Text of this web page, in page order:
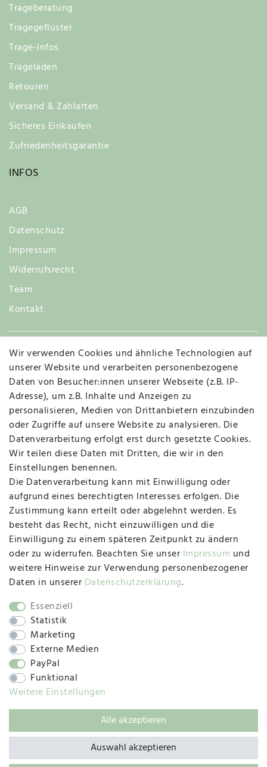
Trageberatung
Tragegeflüster
Trage-Infos
Trageladen
Retouren
Versand & Zahlarten
Sicheres Einkaufen
Zufriedenheitsgarantie
INFOS
AGB
Datenschutz
Impressum
Widerrufsrecht
Team
Kontakt
Widerruf
Vertrag widerrufen Kontakt
MAPALI VOR ORT
Herzogstraße 10
47533 Kleve
Montag, Dienstag, Donnerstag, Freitag
09:00 Uhr bis 13:00 Uhr
Mittwoch
09:00 Uhr bis 12:00 Uhr
SOCIAL
© 2019 – 2025 SILC GmbH
Wir verwenden Cookies und ähnliche Technologien auf
unserer Website und verarbeiten personenbezogene
Daten von Besucher:innen unserer Webseite (z.B. IP-
Adresse), um z.B. Inhalte und Anzeigen zu
personalisieren, Medien von Drittanbietern einzubinden
oder Zugriffe auf unsere Website zu analysieren. Die
Datenverarbeitung erfolgt erst durch gesetzte Cookies.
Wir teilen diese Daten mit Dritten, die wir in den
Einstellungen benennen.
Die Datenverarbeitung kann mit Einwilligung oder
aufgrund eines berechtigten Interesses erfolgen. Die
Zustimmung kann erteilt oder abgelehnt werden. Es
besteht das Recht, nicht einzuwilligen und die
Einwilligung zu einem späteren Zeitpunkt zu ändern
oder zu widerrufen. Beachten Sie unser Impressum und
weitere Hinweise zur Verwendung personenbezogener
Daten in unserer Daten­schutz­erklärung.
Essenziell
Statistik
Marketing
Externe Medien
PayPal
Funktional
Weitere Einstellungen
Alle akzeptieren
Auswahl akzeptieren